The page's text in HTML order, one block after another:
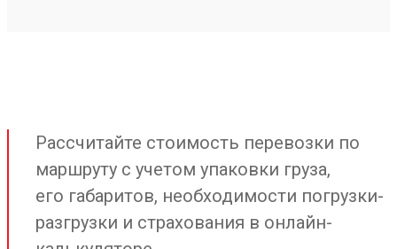
Рассчитайте стоимость перевозки по
маршруту с учетом упаковки груза,
его габаритов, необходимости погрузки-
разгрузки и страхования в онлайн-